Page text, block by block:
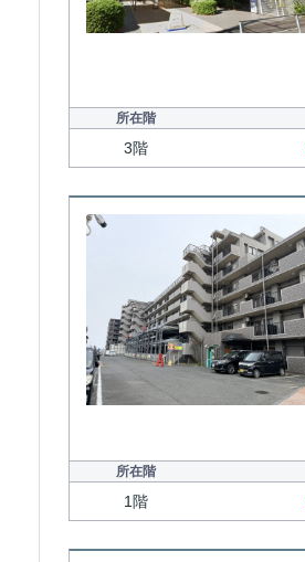
所在階
3階
所在階
1階